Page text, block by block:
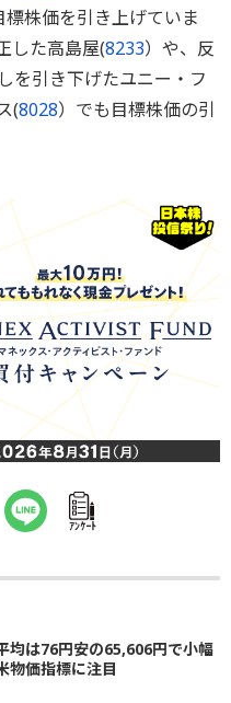
株価を引き上げていま
した高島屋(8233）や、反
を引き下げたユニー・フ
(8028）でも目標株価の引
ｱﾝｹｰﾄ
均は76円安の65,606円で小幅
価指標に注目